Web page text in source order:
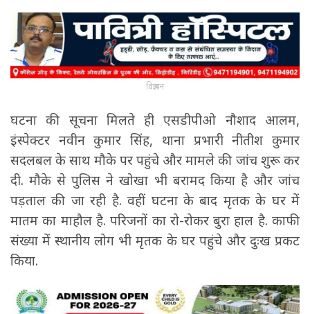
विज्ञापन
घटना की सूचना मिलते ही एसडीपीओ नौशाद आलम,
इंस्पेक्टर नवीन कुमार सिंह, थाना प्रभारी नीतीश कुमार
सदलबल के साथ मौके पर पहुंचे और मामले की जांच शुरू कर
दी. मौके से पुलिस ने खोखा भी बरामद किया है और जांच
पड़ताल की जा रही है. वहीं घटना के बाद मृतक के घर में
मातम का माहौल है. परिजनों का रो-रोकर बुरा हाल है. काफी
संख्या में स्थानीय लोग भी मृतक के घर पहुंचे और दुःख प्रकट
किया.